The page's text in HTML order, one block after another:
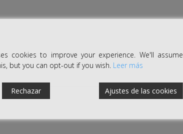
cookies to improve your experience. We'll assume
but you can opt-out if you wish. Leer más
Rechazar Ajustes de las cookies